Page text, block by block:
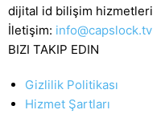
dijital id bilişim hizmetleri
İletişim: info@capslock.tv
BIZI TAKIP EDIN
Gizlilik Politikası
Hizmet Şartları